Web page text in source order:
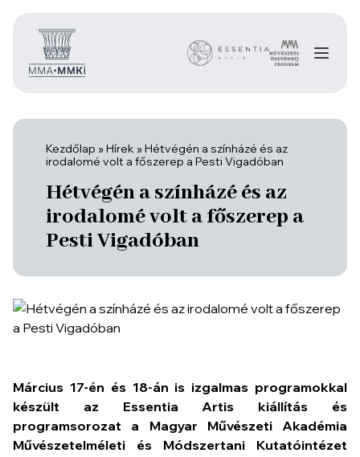
Kezdőlap »Hírek »Hétvégén a színházé és az
irodalomé volt a főszerep a Pesti Vigadóban
Hétvégén a színházé és az
irodalomé volt a főszerep a
Pesti Vigadóban
Március 17-én és 18-án is izgalmas programokkal
készült az Essentia Artis kiállítás és
programsorozat a Magyar Művészeti Akadémia
Művészetelméleti és Módszertani Kutatóintézet